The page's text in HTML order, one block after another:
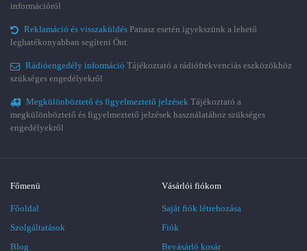
információról
Reklamáció és visszaküldés Panasz esetén igyekszünk a lehető
leghatékonyabban segíteni Önt.
Rádióengedély információ Tájékoztató a rádiófrekvenciás eszközökhöz
szükséges engedélyekről
Megkülönböztető és figyelmeztető jelzések Tájékoztató a
megkülönböztető és figyelmeztető jelzések használatához szükséges
engedélyekről
Főmenü
Főoldal
Szolgáltatások
Blog
Vásárlói fiókom
Saját fiók létrehozása
Fiók
Bevásárló kosár